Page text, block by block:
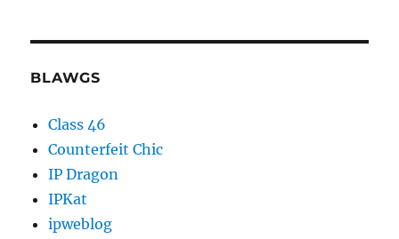
BLAWGS
Class 46
Counterfeit Chic
IP Dragon
IPKat
ipweblog